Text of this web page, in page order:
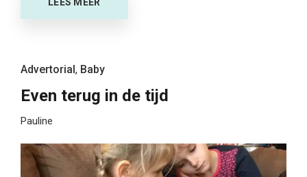
Advertorial, Baby
Even terug in de tijd
Pauline